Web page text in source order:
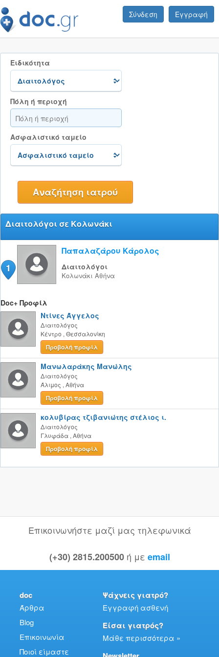
Σύνδεση Εγγραφή
Ειδικότητα
Πόλη ή περιοχή
Ασφαλιστικό ταμείο
Διαιτολόγοι σε Κολωνάκι
1
Παπαλαζάρου Κάρολος
Διαιτολόγοι
Κολωνάκι Αθήνα
Doc+ Προφίλ
Ντίνες Άγγελος
Διαιτολόγος
Κέντρο , Θεσσαλονίκη
Προβολή προφίλ
Μανωλαράκης Μανώλης
Διαιτολόγος
Άλιμος , Αθήνα
Προβολή προφίλ
κολυβίρας τζιβανιώτης στέλιος ι.
Διαιτολόγος
Γλυφάδα , Αθήνα
Προβολή προφίλ
Επικοινωνήστε μαζί μας τηλεφωνικά
(+30) 2815.200500 ή με email
doc
Άρθρα
Blog
Επικοινωνία
Ποιοί είμαστε
Ψάχνεις γιατρό?
Εγγραφή ασθενή
Είσαι γιατρός?
Μάθε περισσότερα »